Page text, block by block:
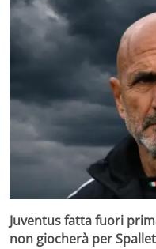
Juventus fatta fuori
non giocherà per